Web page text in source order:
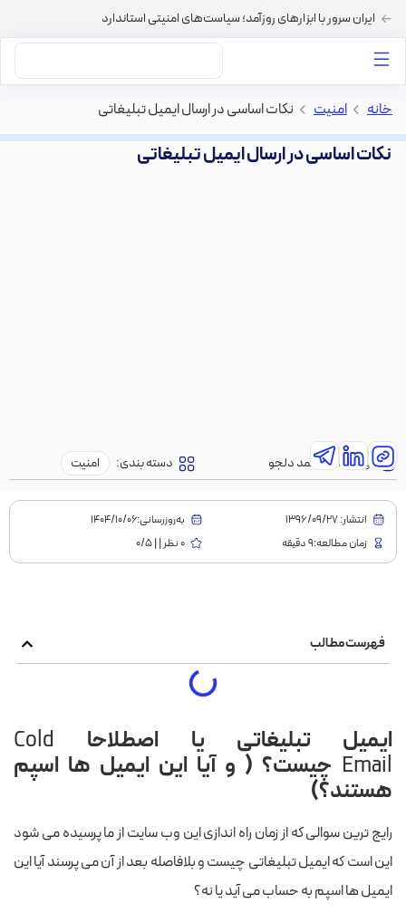
ایران سرور با ابزارهای روزآمد؛ سیاست‌های امنیتی استاندارد
خانه > امنیت > نکات اساسی در ارسال ایمیل تبلیغاتی
نکات اساسی در ارسال ایمیل تبلیغاتی
نویسنده:محمد دلجو دسته بندی: امنیت
انتشار:1396/09/27
به‌روز‌رسانی:۱۴۰۴/۱۰/۰۶
زمان مطالعه:9 دقیقه
0 نظر | | 0/5
فهرست مطالب
ایمیل تبلیغاتی یا اصطلاحا Cold
Email چیست؟ ( و آیا این ایمیل ها اسپم
هستند؟)
رایج ترین سوالی که از زمان راه اندازی این وب سایت از ما پرسیده می شود
این است که ایمیل تبلیغاتی چیست و بلافاصله بعد از آن می پرسند آیا این
ایمیل ها اسپم به حساب می آید یا نه؟